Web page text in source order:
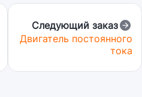
Следующий заказ
Двигатель постоянного
тока